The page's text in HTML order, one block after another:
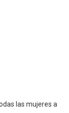
las mujeres a